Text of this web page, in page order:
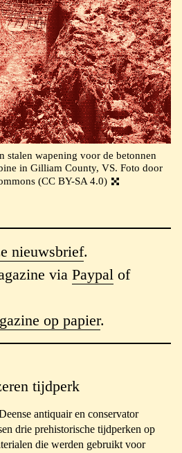
stalen wapening voor de betonnen
in Gilliam County, VS. Foto door
(CC BY-SA 4.0)
nieuwsbrief.
via Paypal of
op papier.
tijdperk
antiquair en conservator
drie prehistorische tijdperken op
die werden gebruikt voor